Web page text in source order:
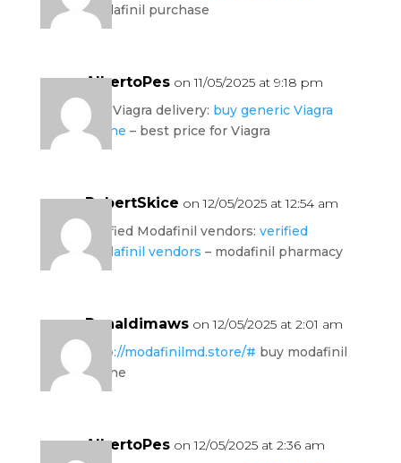
modafinil purchase
AlbertoPes on 11/05/2025 at 9:18 pm
fast Viagra delivery: buy generic Viagra
online – best price for Viagra
RobertSkice on 12/05/2025 at 12:54 am
verified Modafinil vendors: verified
Modafinil vendors – modafinil pharmacy
Ronaldimaws on 12/05/2025 at 2:01 am
http://modafinilmd.store/# buy modafinil
online
AlbertoPes on 12/05/2025 at 2:36 am